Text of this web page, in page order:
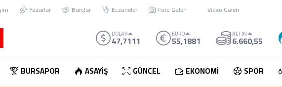
Yazarlar Burçlar Eczaneler Foto Galeri Video Galeri
DOLAR
47,7111 EURO
55,1881 ALTIN
6.660,55
BURSAPOR ASAYİŞ GÜNCEL EKONOMİ SPOR